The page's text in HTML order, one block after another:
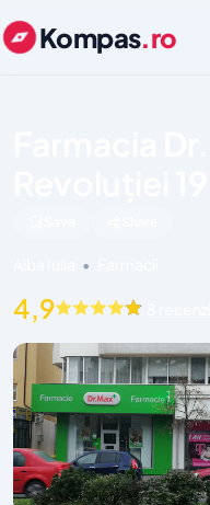
Kompas.ro
•
4,9